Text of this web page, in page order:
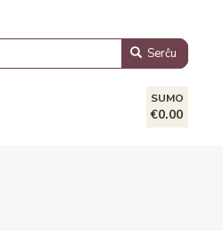
Serĉu
SUMO
€0.00